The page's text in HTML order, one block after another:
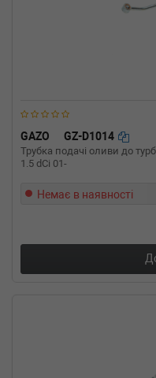
GAZO GZ-D1014
Трубка подачі оливи до
1.5 dCi 01-
Немає в наявності